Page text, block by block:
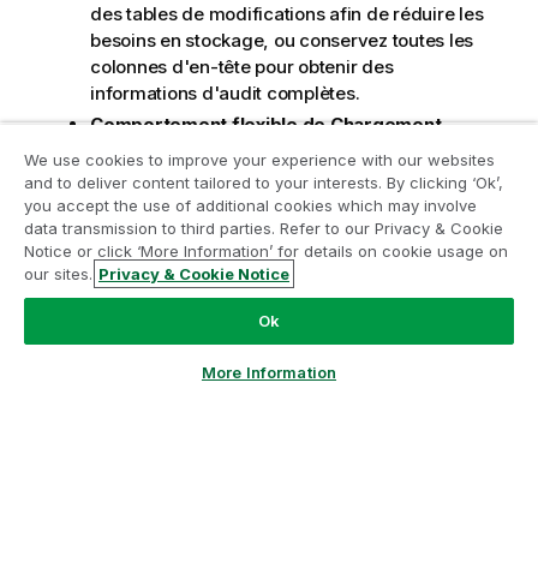
Discuter maintenant
des tables de modifications afin de réduire les
besoins en stockage, ou conservez toutes les
colonnes d'en-tête pour obtenir des
informations d'audit complètes.
Comportement flexible de Chargement
complet :
déterminez le mode de traitement
des tables de modifications existantes lors du
démarrage d'un Chargement complet :
ABANDONNER et CRÉER, supprimer uniquement
les anciennes modifications ou conserver
toutes les modifications historiques.
Réorganisation des paramètres :
paramètres de partitionnement des données de
modification ont été déplacés de l'onglet
We use cookies to improve your experience with our websites
and to deliver content tailored to your interests. By clicking ‘Ok’,
you accept the use of additional cookies which may involve
data transmission to third parties. Refer to our Privacy & Cookie
Notice or click ‘More Information’ for details on cookie usage on
our sites. Privacy & Cookie Notice
Ok
More Information